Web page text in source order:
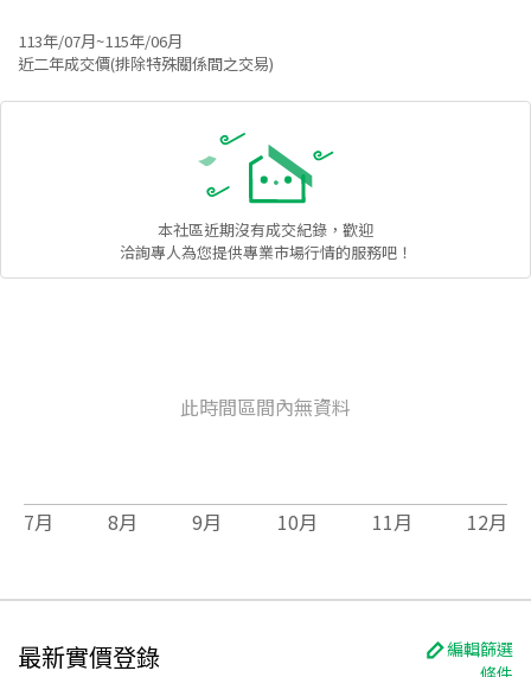
113年/07月~115年/06月
近二年成交價(排除特殊關係間之交易)
本社區近期沒有成交紀錄，歡迎
洽詢專人為您提供專業市場行情的服務吧！
此時間區間內無資料
7月 8月 9月 10月 11月 12月
最新實價登錄
編輯篩選